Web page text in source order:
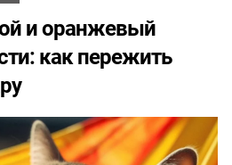
и оранжевый
как пережить